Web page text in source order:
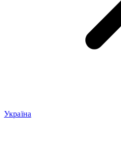
Україна